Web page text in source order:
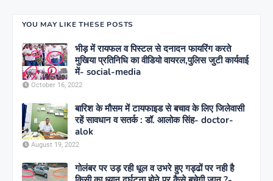
YOU MAY LIKE THESE POSTS
भीड़ में रायफल व पिस्टल से दनादन फायरिंग करते
मुखिया प्रतिनिधि का वीडियो वायरल,पुलिस जुटी कार्यवाई
में- social-media
October 16, 2022
बारिश के मौसम में टायफाइड से बचाव के लिए जिलेवासी
रहें सावधान व सतर्क : डॉ. आलोक सिंह- doctor-
alok
August 19, 2022
गोलंबर पर उड़ रही धूल व उभरे हुए गड्ढों पर नही है